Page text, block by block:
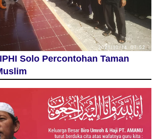
Solo Percontohan Taman